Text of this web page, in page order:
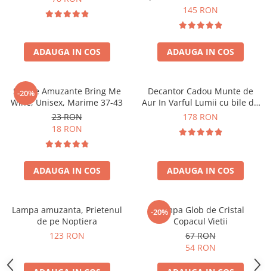
ADAUGA IN COS
Forma C
145 RON
ADAUGA IN COS
-20%
Sosete Amuzante Bring Me
Wine, Unisex, Marime 37-43
23 RON
18 RON
ADAUGA IN COS
Decantor Cadou Munte de
Aur In Varful Lumii cu bile de
curatare
178 RON
ADAUGA IN COS
Lampa amuzanta, Prietenul
de pe Noptiera
123 RON
-20%
Lampa Glob de Cristal
Copacul Vietii
67 RON
54 RON